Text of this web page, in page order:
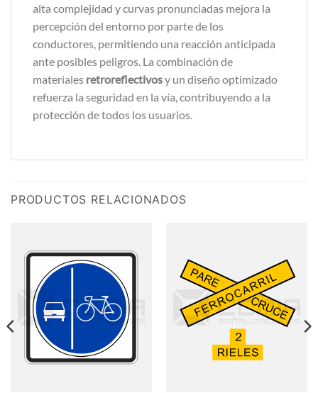
alta complejidad y curvas pronunciadas mejora la
percepción del entorno por parte de los
conductores, permitiendo una reacción anticipada
ante posibles peligros. La combinación de
materiales retroreflectivosy un diseño optimizado
refuerza la seguridad en la vía, contribuyendo a la
protección de todos los usuarios.
PRODUCTOS RELACIONADOS